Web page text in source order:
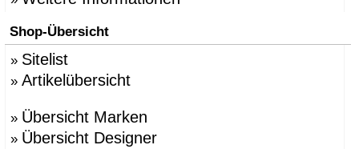
Shop-Übersicht
» Sitelist
» Artikelübersicht
» Übersicht Marken
» Übersicht Designer